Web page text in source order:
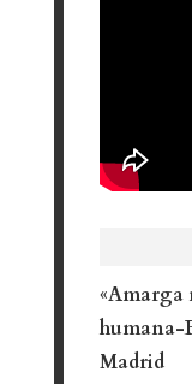
«Amarga
humana-
Madrid